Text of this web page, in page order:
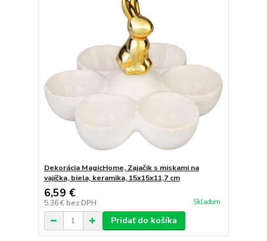
Dekorácia MagicHome, Zajačik s miskami na
vajíčka, biela, keramika, 15x15x11,7 cm
6,59 €
5,36 € bez DPH Skladom
Pridať do košíka